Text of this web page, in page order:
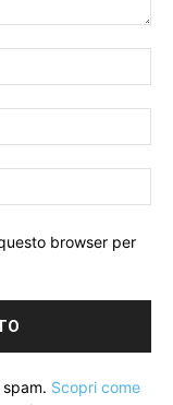
browser per
Scopri come